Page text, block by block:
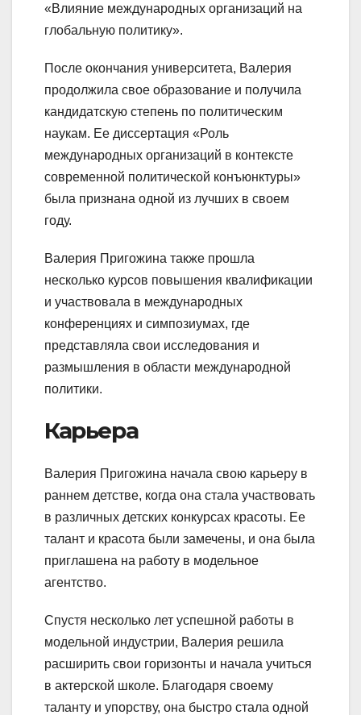
«Влияние международных организаций на
глобальную политику».
После окончания университета, Валерия
продолжила свое образование и получила
кандидатскую степень по политическим
наукам. Ее диссертация «Роль
международных организаций в контексте
современной политической конъюнктуры»
была признана одной из лучших в своем
году.
Валерия Пригожина также прошла
несколько курсов повышения квалификации
и участвовала в международных
конференциях и симпозиумах, где
представляла свои исследования и
размышления в области международной
политики.
Карьера
Валерия Пригожина начала свою карьеру в
раннем детстве, когда она стала участвовать
в различных детских конкурсах красоты. Ее
талант и красота были замечены, и она была
приглашена на работу в модельное
агентство.
Спустя несколько лет успешной работы в
модельной индустрии, Валерия решила
расширить свои горизонты и начала учиться
в актерской школе. Благодаря своему
таланту и упорству, она быстро стала одной